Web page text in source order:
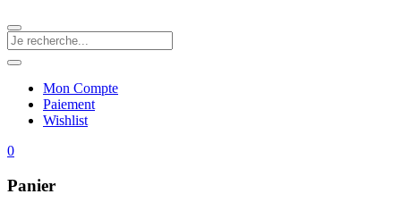
Mon Compte
Paiement
Wishlist
0
Panier